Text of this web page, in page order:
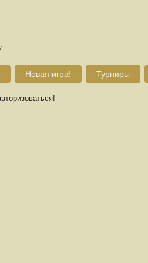
Новая игра! Турниры